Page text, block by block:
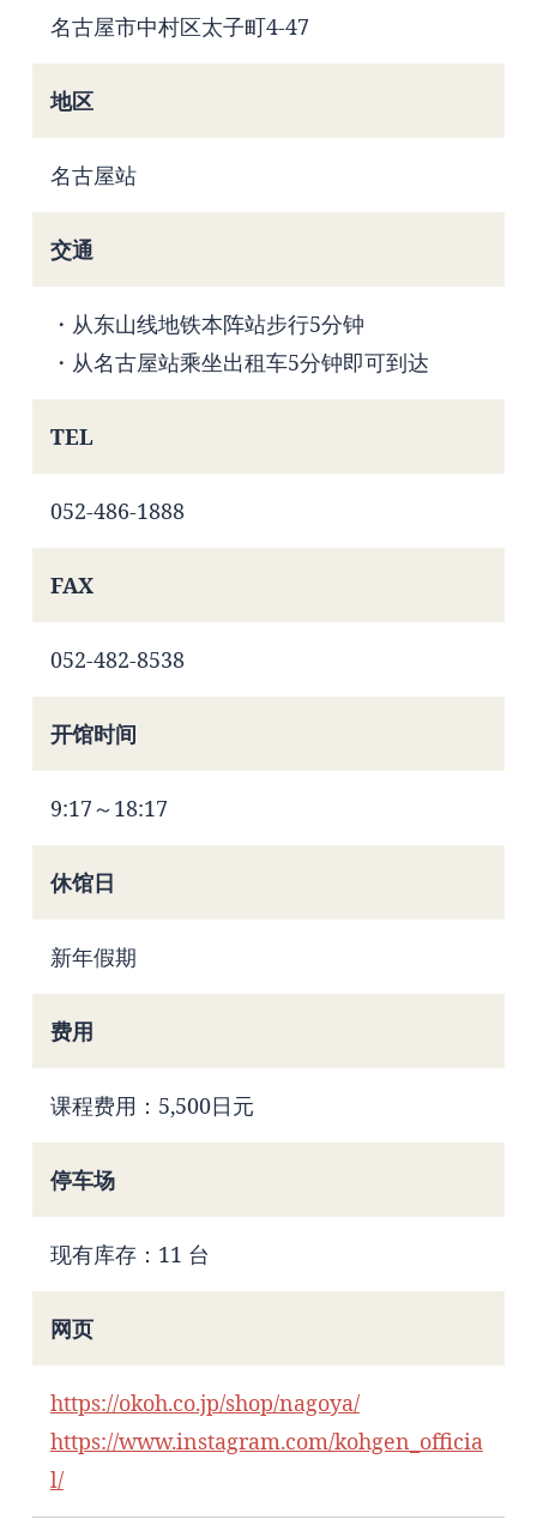
名古屋市中村区太子町4-47
地区
名古屋站
交通
・从东山线地铁本阵站步行5分钟
・从名古屋站乘坐出租车5分钟即可到达
TEL
052-486-1888
FAX
052-482-8538
开馆时间
9:17～18:17
休馆日
新年假期
费用
课程费用：5,500日元
停车场
现有库存：11 台
网页
https://okoh.co.jp/shop/nagoya/
https://www.instagram.com/kohgen_officia
l/